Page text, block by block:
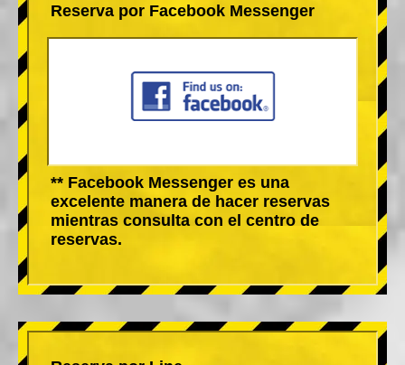
Reserva por Facebook Messenger
** Facebook Messenger es una
excelente manera de hacer reservas
mientras consulta con el centro de
reservas.